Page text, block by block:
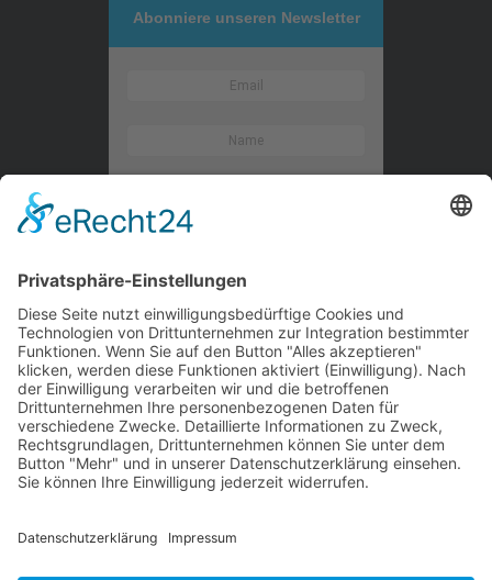
Abonniere unseren Newsletter
Kontaktieren Sie uns
WalBee
Bizzmade GmbH
Gießereistraße 29
83022 Rosenheim
Tel.:+49 8031 282 09 50
Web:
www.walbee.de